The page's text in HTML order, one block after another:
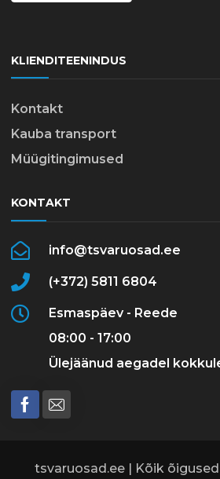
KLIENDITEENINDUS
Kontakt
Kauba transport
Müügitingimused
KONTAKT
info@tsvaruosad.ee
(+372) 5811 6804
Esmaspäev - Reede
08:00 - 17:00
Ülejäänud aegadel
tsvaruosad.ee | Kõik